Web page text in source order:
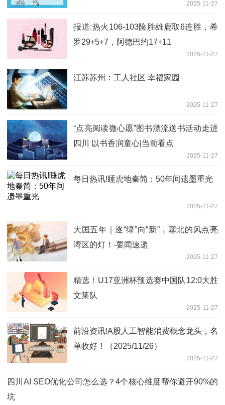
2025-11-27
报道:热火106-103险胜雄鹿取6连胜，希
罗29+5+7，阿德巴约17+11
2025-11-27
江苏苏州：工人社区 幸福家园
2025-11-27
“点亮阅读微心愿”图书漂流送书活动走进
四川 以书香润童心|当前看点
2025-11-27
每日热讯!睡虎地秦简：50年间遗墨重光
2025-11-27
大国五年｜逐“绿”向“新”，塞北的风点亮
湾区的灯！-要闻速递
2025-11-27
精选！U17亚洲杯预选赛中国队12:0大胜
文莱队
2025-11-27
前沿资讯!A股人工智能消费概念龙头，名
单收好！（2025/11/26）
2025-11-27
四川AI SEO优化公司怎么选？4个核心维度帮你避开90%的
坑